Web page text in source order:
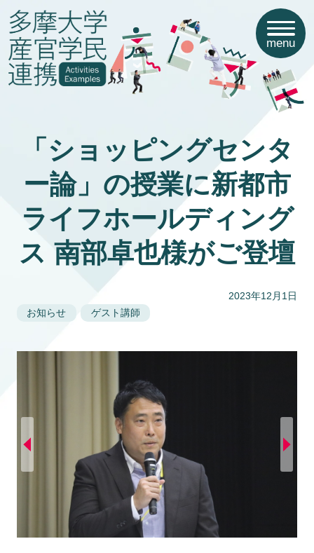
menu
「ショッピングセンタ
ー論」の授業に新都市
ライフホールディング
ス 南部卓也様がご登壇
2023年12月1日
お知らせ
ゲスト講師